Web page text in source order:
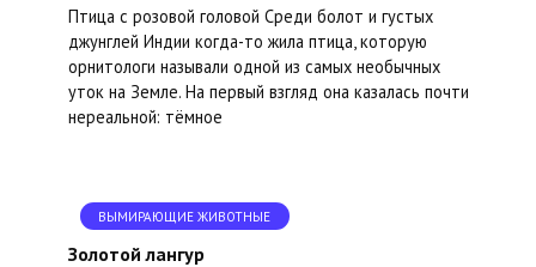
Птица с розовой головой Среди болот и густых
джунглей Индии когда-то жила птица, которую
орнитологи называли одной из самых необычных
уток на Земле. На первый взгляд она казалась почти
нереальной: тёмное
ВЫМИРАЮЩИЕ ЖИВОТНЫЕ
Золотой лангур